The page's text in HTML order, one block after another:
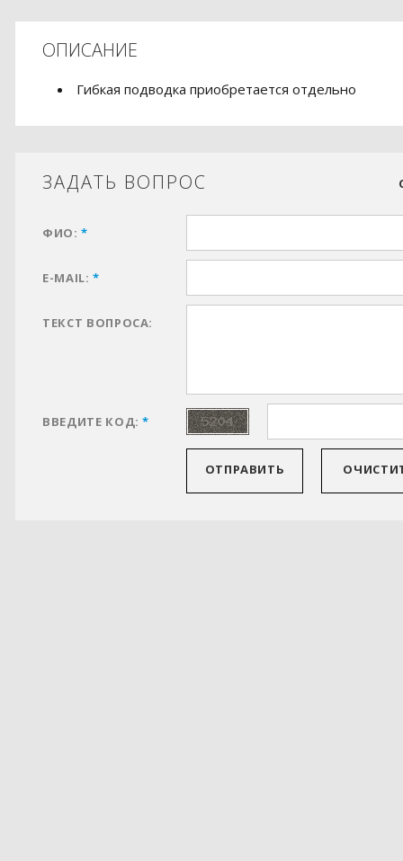
ОПИСАНИЕ
Гибкая подводка приобретается отдельно
ЗАДАТЬ ВОПРОС
ФИО:*
E-MAIL:*
ТЕКСТ ВОПРОСА:
ВВЕДИТЕ КОД:*
ОТПРАВИТЬ